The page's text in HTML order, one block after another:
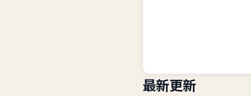
最新更新